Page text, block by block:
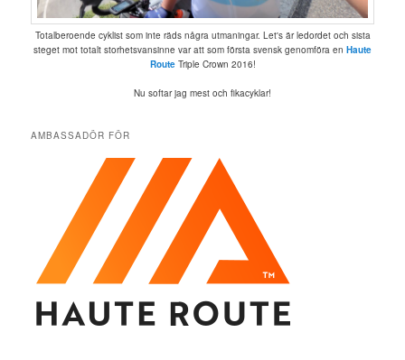
Totalberoende cyklist som inte räds några utmaningar. Let's är ledordet och sista
steget mot totalt storhetsvansinne var att som första svensk genomföra en Haute
RouteTriple Crown 2016!
Nu softar jag mest och fikacyklar!
AMBASSADÖR FÖR